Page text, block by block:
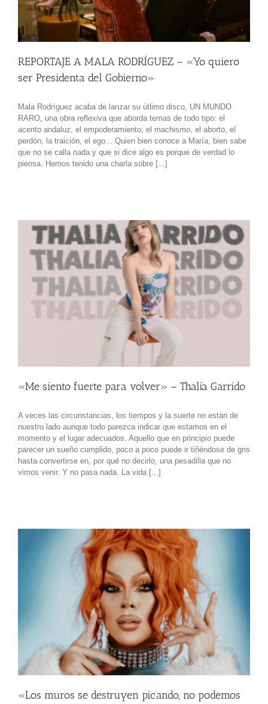
REPORTAJE A MALA RODRÍGUEZ – «Yo quiero
ser Presidenta del Gobierno»
Mala Rodríguez acaba de lanzar su útlimo disco, UN MUNDO
RARO, una obra reflexiva que aborda temas de todo tipo: el
acento andaluz, el empoderamiento, el machismo, el aborto, el
perdón, la traición, el ego... Quien bien conoce a María, bien sabe
que no se calla nada y que si dice algo es porque de verdad lo
piensa. Hemos tenido una charla sobre [...]
«Me siento fuerte para volver» – Thalía Garrido
A veces las circunstancias, los tiempos y la suerte no están de
nuestro lado aunque todo parezca indicar que estamos en el
momento y el lugar adecuados. Aquello que en principio puede
parecer un sueño cumplido, poco a poco puede ir tiñéndose de gris
hasta convertirse en, por qué no decirlo, una pesadilla que no
vimos venir. Y no pasa nada. La vida [...]
«Los muros se destruyen picando, no podemos